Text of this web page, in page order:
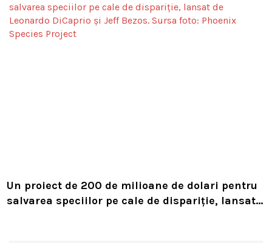
Un proiect de 200 de milioane de dolari pentru
salvarea speciilor pe cale de dispariție, lansat